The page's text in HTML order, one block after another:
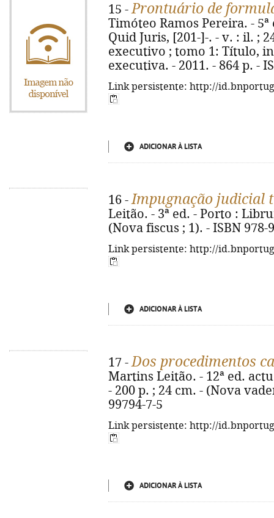
15 -Prontuário de
Timóteo Ramos Pereira. -
Quid Juris, [201-]-. - v. : il. ;
executivo ; tomo 1: Título,
executiva. - 2011. - 864 p. -
Link persistente: http://
ADICIONAR À LISTA
16 -Impugnação judicial
Leitão. - 3ª ed. - Porto :
(Nova fiscus ; 1). - ISBN 978-
Link persistente: http://
ADICIONAR À LISTA
17 -Dos procedimentos
Martins Leitão. - 12ª ed.
- 200 p. ; 24 cm. - (Nova
99794-7-5
Link persistente: http://
ADICIONAR À LISTA